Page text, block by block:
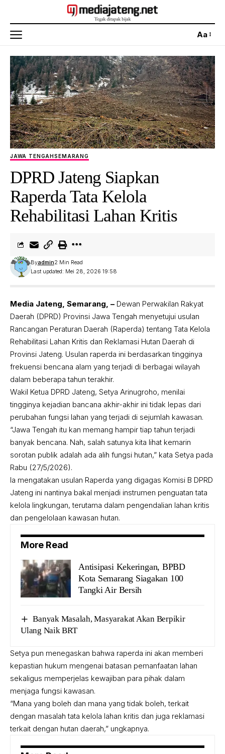
Aa
JAWA TENGAHSEMARANG
DPRD Jateng Siapkan
Raperda Tata Kelola
Rehabilitasi Lahan Kritis
Last updated: Mei 28, 2026 19:58
Byadmin2 Min Read
Media Jateng, Semarang, – Dewan Perwakilan Rakyat
Daerah (DPRD) Provinsi Jawa Tengah menyetujui usulan
Rancangan Peraturan Daerah (Raperda) tentang Tata Kelola
Rehabilitasi Lahan Kritis dan Reklamasi Hutan Daerah di
Provinsi Jateng. Usulan raperda ini berdasarkan tingginya
frekuensi bencana alam yang terjadi di berbagai wilayah
dalam beberapa tahun terakhir.
Wakil Ketua DPRD Jateng, Setya Arinugroho, menilai
tingginya kejadian bancana akhir-akhir ini tidak lepas dari
perubahan fungsi lahan yang terjadi di sejumlah kawasan.
“Jawa Tengah itu kan memang hampir tiap tahun terjadi
banyak bencana. Nah, salah satunya kita lihat kemarin
sorotan publik adalah ada alih fungsi hutan,” kata Setya pada
Rabu (27/5/2026).
Ia mengatakan usulan Raperda yang digagas Komisi B DPRD
Jateng ini nantinya bakal menjadi instrumen penguatan tata
kelola lingkungan, terutama dalam pengendalian lahan kritis
dan pengelolaan kawasan hutan.
More Read
Antisipasi Kekeringan, BPBD
Kota Semarang Siagakan 100
Tangki Air Bersih
Banyak Masalah, Masyarakat Akan Berpikir
Ulang Naik BRT
Setya pun menegaskan bahwa raperda ini akan memberi
kepastian hukum mengenai batasan pemanfaatan lahan
sekaligus memperjelas kewajiban para pihak dalam
menjaga fungsi kawasan.
“Mana yang boleh dan mana yang tidak boleh, terkait
dengan masalah tata kelola lahan kritis dan juga reklamasi
terkait dengan hutan daerah,” ungkapnya.